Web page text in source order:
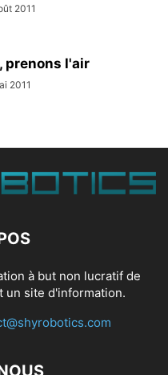
2011
prenons l'air
2011
à but non lucratif de
un site d'information.